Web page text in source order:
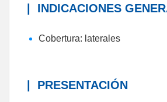
INDICACIONES
Cobertura: laterales
PRESENTACIÓN